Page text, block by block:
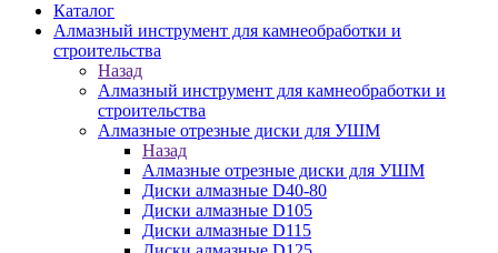
Каталог
Алмазный инструмент для камнеобработки и
строительства
Назад
Алмазный инструмент для камнеобработки и
строительства
Алмазные отрезные диски для УШМ
Назад
Алмазные отрезные диски для УШМ
Диски алмазные D40-80
Диски алмазные D105
Диски алмазные D115